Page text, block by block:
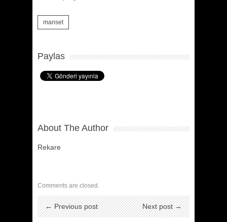
manset
Paylas
About The Author
Rekare
Comments are closed.
← Previous post Next post →